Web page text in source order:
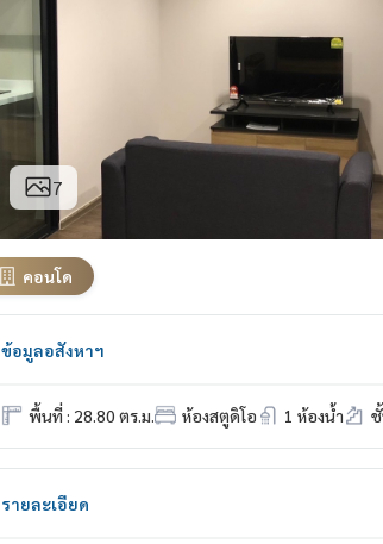
7
คอนโด
ข้อมูลอสังหาฯ
พื้นที่ : 28.80 ตร.ม. ห้องสตูดิโอ 1 ห้องน้ำ
รายละเอียด